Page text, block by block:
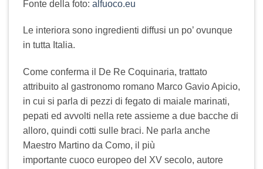
Fonte della foto: alfuoco.eu
Le interiora sono ingredienti diffusi un po’ ovunque
in tutta Italia.
Come conferma il De Re Coquinaria, trattato
attribuito al gastronomo romano Marco Gavio Apicio,
in cui si parla di pezzi di fegato di maiale marinati,
pepati ed avvolti nella rete assieme a due bacche di
alloro, quindi cotti sulle braci. Ne parla anche
Maestro Martino da Como, il più
importante cuoco europeo del XV secolo, autore